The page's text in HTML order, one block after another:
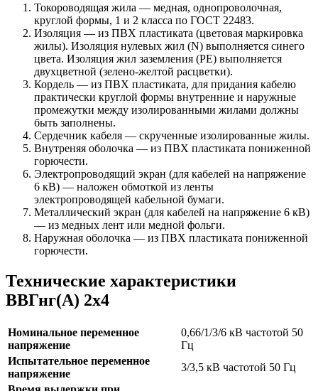
Токороводящая жила — медная, однопроволочная,
круглой формы, 1 и 2 класса по ГОСТ 22483.
Изоляция — из ПВХ пластиката (цветовая маркировка
жилы). Изоляция нулевых жил (N) выполняется синего
цвета. Изоляция жил заземления (PE) выполняется
двухцветной (зелено-желтой расцветки).
Кордель — из ПВХ пластиката, для придания кабелю
практически круглой формы внутренние и наружные
промежутки между изолированными жилами должны
быть заполнены.
Сердечник кабеля — скрученные изолированные жилы.
Внутреняя оболочка — из ПВХ пластиката пониженной
горючести.
Электропроводящий экран (для кабелей на напряжение
6 кВ) — наложен обмоткой из ленты
электропроводящей кабельной бумаги.
Металлический экран (для кабелей на напряжение 6 кВ)
— из медных лент или медной фольги.
Наружная оболочка — из ПВХ пластиката пониженной
горючести.
Технические характеристики
ВВГнг(А) 2х4
Номинальное переменное
напряжение
0,66/1/3/6 кВ частотой 50
Гц
Испытательное переменное
напряжение
3/3,5 кВ частотой 50 Гц